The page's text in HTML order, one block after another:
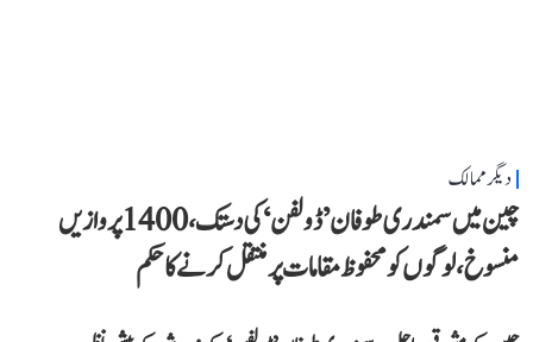
دیگر ممالک
چین میں سمندری طوفان ’ڈولفن‘ کی دستک، 1400 پروازیں
منسوخ، لوگوں کو محفوظ مقامات پر منتقل کرنے کا حکم